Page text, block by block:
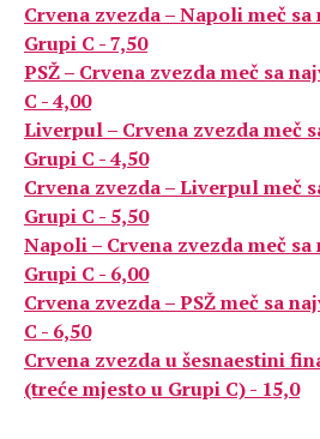
Crvena zvezda – Napoli meč
Grupi C - 7,50
PSŽ – Crvena zvezda meč sa
C - 4,00
Liverpul – Crvena zvezda meč
Grupi C - 4,50
Crvena zvezda – Liverpul meč
Grupi C - 5,50
Napoli – Crvena zvezda meč
Grupi C - 6,00
Crvena zvezda – PSŽ meč sa
C - 6,50
Crvena zvezda u šesnaestini
(treće mjesto u Grupi C) - 15,0